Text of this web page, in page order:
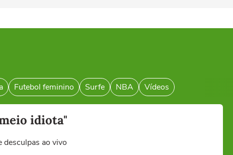
Futebol feminino Surfe NBA Vídeos
idiota"
desculpas ao vivo